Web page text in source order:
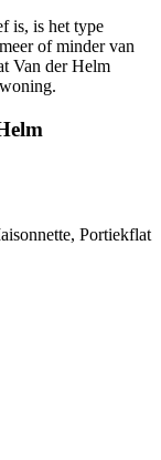
is, is het type
of minder van
Van der Helm
Portiekflat